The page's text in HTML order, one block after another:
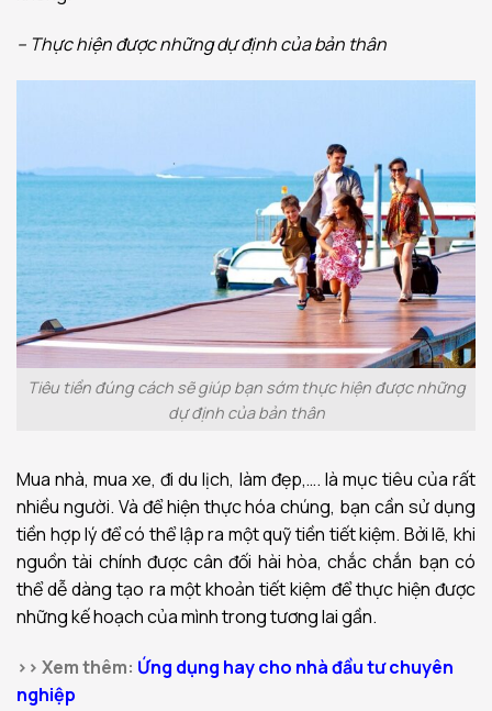
– Thực hiện được những dự định của bản thân
Tiêu tiền đúng cách sẽ giúp bạn sớm thực hiện được những
dự định của bản thân
Mua nhà, mua xe, đi du lịch, làm đẹp,…. là mục tiêu của rất
nhiều người. Và để hiện thực hóa chúng, bạn cần sử dụng
tiền hợp lý để có thể lập ra một quỹ tiền tiết kiệm. Bởi lẽ, khi
nguồn tài chính được cân đối hài hòa, chắc chắn bạn có
thể dễ dàng tạo ra một khoản tiết kiệm để thực hiện được
những kế hoạch của mình trong tương lai gần.
>> Xem thêm: Ứng dụng hay cho nhà đầu tư chuyên
nghiệp